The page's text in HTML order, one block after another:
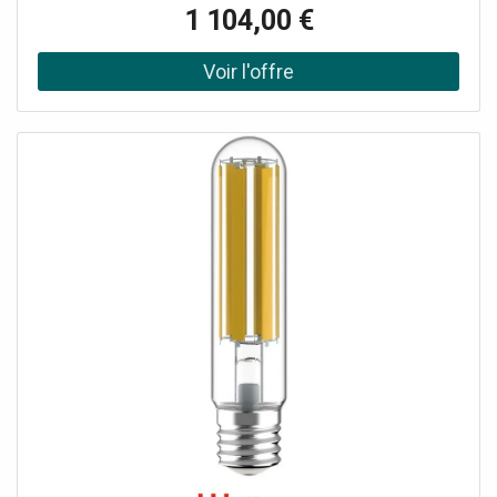
harmonique différente, idéale pour drones, renversements
et textures modernes. * Format Grand Concert compact
(sans pan coupé) avec armrest biseauté en noyer :
confort immédiat et posture détendue. * Noyer à
stable. * Prête pour la scène grâce à l'électronique
Fishman Sonitone GT2 discrète et à la housse " gig bag "
pour son ergonomie et sa prise en main immédiate, tout
en ajoutant une identité forte : 5 cordes et accordage "
complexifier l'instrument. Pour qui et pour quels usages
Cette Taylor s'adresse aux guitaristes curieux, du débutant
motivé à l'instrumentiste confirmé qui veut sortir des
chemins classiques. Son format Grand Concert favorise le
1 104,00 €